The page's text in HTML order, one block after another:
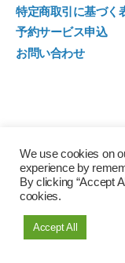
特定商取引に基づく
予約サービス申込
お問い合わせ
We use cookies on
experience by
By clicking “Accept
cookies.
Accept All